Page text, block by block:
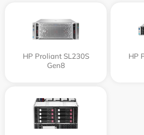
HP Proliant SL230S
Gen8
HP